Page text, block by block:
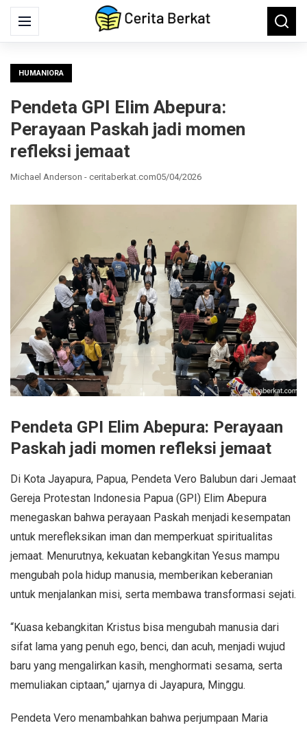
Menu
Search
for:
HUMANIORA
Pendeta GPI Elim Abepura:
Perayaan Paskah jadi momen
refleksi jemaat
Michael Anderson - ceritaberkat.com05/04/2026
Pendeta GPI Elim Abepura: Perayaan
Paskah jadi momen refleksi jemaat
Di Kota Jayapura, Papua, Pendeta Vero Balubun dari Jemaat
Gereja Protestan Indonesia Papua (GPI) Elim Abepura
menegaskan bahwa perayaan Paskah menjadi kesempatan
untuk merefleksikan iman dan memperkuat spiritualitas
jemaat. Menurutnya, kekuatan kebangkitan Yesus mampu
mengubah pola hidup manusia, memberikan keberanian
untuk menjalankan misi, serta membawa transformasi sejati.
“Kuasa kebangkitan Kristus bisa mengubah manusia dari
sifat lama yang penuh ego, benci, dan acuh, menjadi wujud
baru yang mengalirkan kasih, menghormati sesama, serta
memuliakan ciptaan,” ujarnya di Jayapura, Minggu.
Pendeta Vero menambahkan bahwa perjumpaan Maria